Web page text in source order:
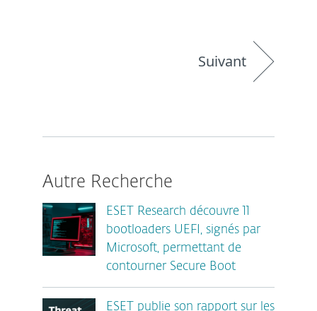
Suivant
Autre Recherche
ESET Research découvre 11
bootloaders UEFI, signés par
Microsoft, permettant de
contourner Secure Boot
ESET publie son rapport sur les